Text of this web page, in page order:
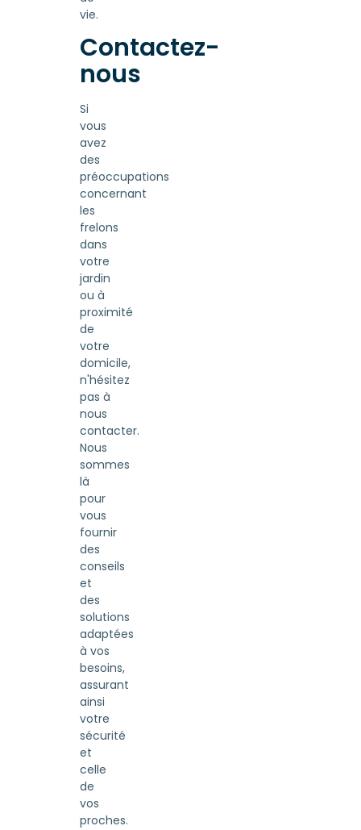
vie.
Contactez-
nous
Si
vous
avez
des
préoccupations
concernant
les
frelons
dans
votre
jardin
ou à
proximité
de
votre
domicile,
n'hésitez
pas à
nous
contacter.
Nous
sommes
là
pour
vous
fournir
des
conseils
et
des
solutions
adaptées
à vos
besoins,
assurant
ainsi
votre
sécurité
et
celle
de
vos
proches.